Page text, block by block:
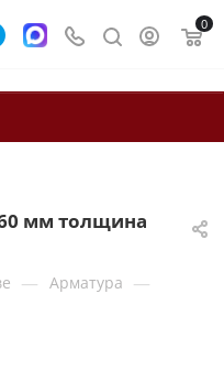
0
мм толщина
— Арматура —